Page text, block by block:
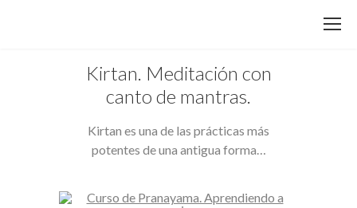
Kirtan. Meditación con
canto de mantras.
Kirtan es una de las prácticas más
potentes de una antigua forma…